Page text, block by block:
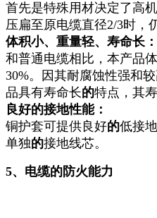
首先是特殊用材决定了高
压扁至原电缆直径2/3时，
体积小、重量轻、寿命长：
和普通电缆相比，本产品
30%。因其耐腐蚀性强和
品具有寿命长的特点，其
良好的接地性能：
铜护套可提供良好的低接
单独的接地线芯。
5、电缆的防火能力